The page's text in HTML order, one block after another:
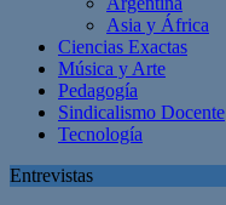
Asia y África
Ciencias Exactas
Música y Arte
Pedagogía
Sindicalismo Docente
Tecnología
Entrevistas